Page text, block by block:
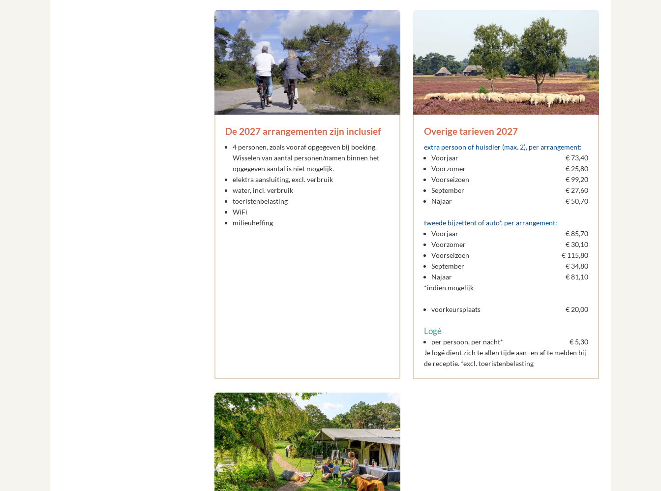
De 2027 arrangementen zijn inclusief
4 personen, zoals vooraf opgegeven bij boeking.
Wisselen van aantal personen/namen binnen het
opgegeven aantal is niet mogelijk.
elektra aansluiting, excl. verbruik
water, incl. verbruik
toeristenbelasting
WiFi
milieuheffing
Overige tarieven 2027
extra persoon of huisdier (max. 2), per arrangement:
Voorjaar
€ 73,40
Voorzomer
€ 25,80
Voorseizoen
€ 99,20
September
€ 27,60
Najaar
€ 50,70
tweede bijzettent of auto*, per arrangement:
Voorjaar
€ 85,70
Voorzomer
€ 30,10
Voorseizoen
€ 115,80
September
€ 34,80
Najaar
€ 81,10
*indien mogelijk
voorkeursplaats € 20,00
Logé
per persoon, per nacht*
€ 5,30
Je logé dient zich te allen tijde aan- en af te melden bij
de receptie. *excl. toeristenbelasting